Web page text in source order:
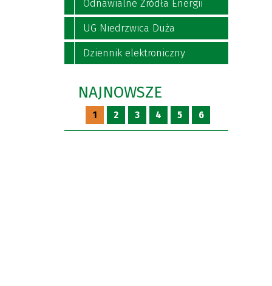
Odnawialne Źródła Energii
UG Niedrzwica Duża
Dziennik elektroniczny
NAJNOWSZE
1 2 3 4 5 6